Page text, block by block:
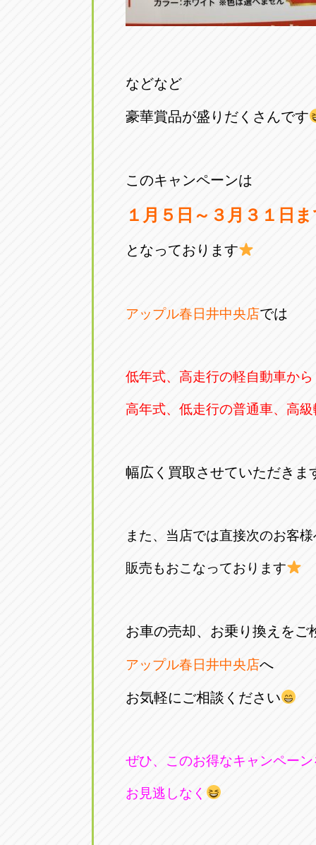
などなど
豪華賞品が盛りだくさんです
このキャンペーンは
１月５日～３月３１日
となっております
アップル春日井中央店では
低年式、高走行の軽自動車から
高年式、低走行の普通車、高
幅広く買取させていただきま
また、当店では直接次のお客
販売もおこなっております
お車の売却、お乗り換えをご
アップル春日井中央店へ
お気軽にご相談ください
ぜひ、このお得なキャンペーン
お見逃しなく